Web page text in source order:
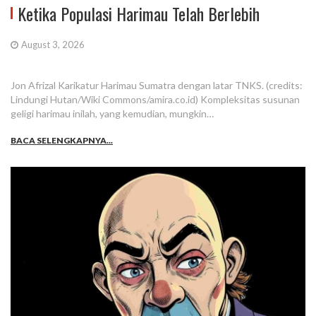
Ketika Populasi Harimau Telah Berlebih
August 3, 2026
Jon Afrizal Karikatur Harimau Sumatra dengan latar TNKS. (credits:
Lindungi Hutan/Wiki Commons/amira.co.id) Kompleksitas susunan
geligi harimau inilah, yang kemudian, mungkin…
BACA SELENGKAPNYA...